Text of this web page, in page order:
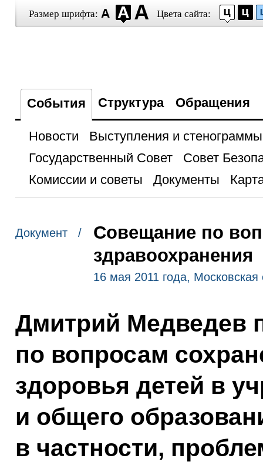
Размер шрифта: Цвета сайта:
События Структура Обращения
Новости
Выступления и стенограммы
Государственный Совет
Совет
Комиссии и советы
Документы
Документ /
Совещание по
здравоохранения
16 мая 2011 года, Московская
Дмитрий Медведев
по вопросам
здоровья детей в
и общего
в частности,